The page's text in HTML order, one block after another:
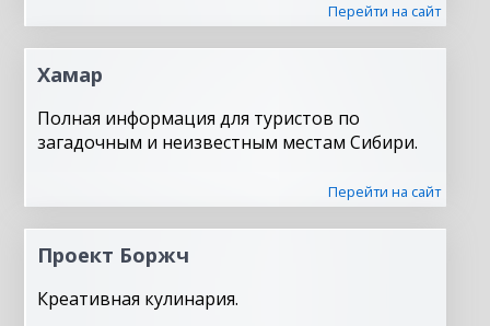
Перейти на сайт
Хамар
Полная информация для туристов по
загадочным и неизвестным местам Сибири.
Перейти на сайт
Проект Боржч
Креативная кулинария.